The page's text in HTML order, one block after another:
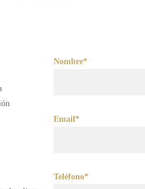
Nombre*
Email*
Teléfono*